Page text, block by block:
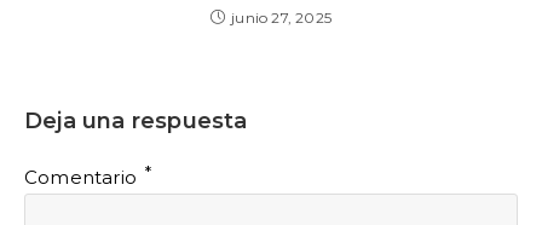
junio 27, 2025
Deja una respuesta
Comentario *